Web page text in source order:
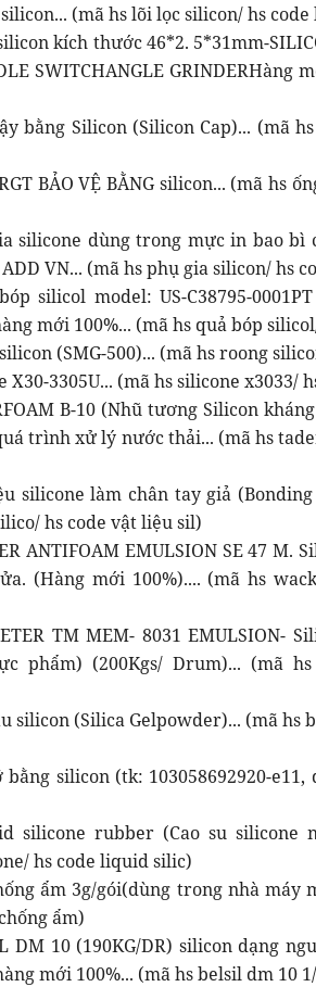
(mã hs lõi lọc silicon/ hs
kích thước 46*2. 5*31mm-
SWITCHANGLE GRINDERHàng
bằng Silicon (Silicon Cap)... (mã
BẢO VỆ BẰNG silicon... (mã hs
silicone dùng trong mực in bao
VN... (mã hs phụ gia silicon/ hs
silicol model: US-C38795-
mới 100%... (mã hs quả bóp
(SMG-500)... (mã hs roong
X30-3305U... (mã hs silicone x3033/
B-10 (Nhũ tương Silicon
trình xử lý nước thải... (mã hs
silicone làm chân tay giả
hs code vật liệu sil)
ANTIFOAM EMULSION SE 47 M.
(Hàng mới 100%).... (mã hs
TM MEM- 8031 EMULSION-
phẩm) (200Kgs/ Drum)... (mã
silicon (Silica Gelpowder)... (mã hs
bằng silicon (tk: 103058692920-
silicone rubber (Cao su silicone
hs code liquid silic)
ẩm 3g/gói(dùng trong nhà máy
ẩm)
DM 10 (190KG/DR) silicon dạng
mới 100%... (mã hs belsil dm 10